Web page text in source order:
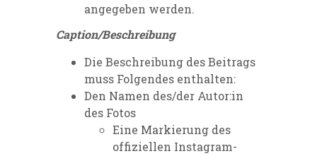
angegeben werden.
Caption/Beschreibung
Die Beschreibung des Beitrags
muss Folgendes enthalten:
Den Namen des/der Autor:in
des Fotos
Eine Markierung des
offiziellen Instagram-